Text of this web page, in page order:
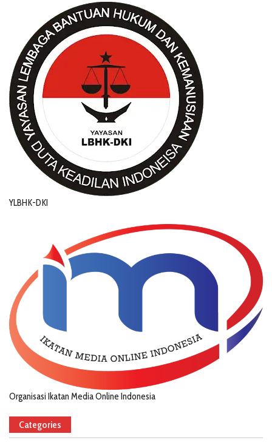
YLBHK-DKI
Organisasi Ikatan Media Online Indonesia
Categories